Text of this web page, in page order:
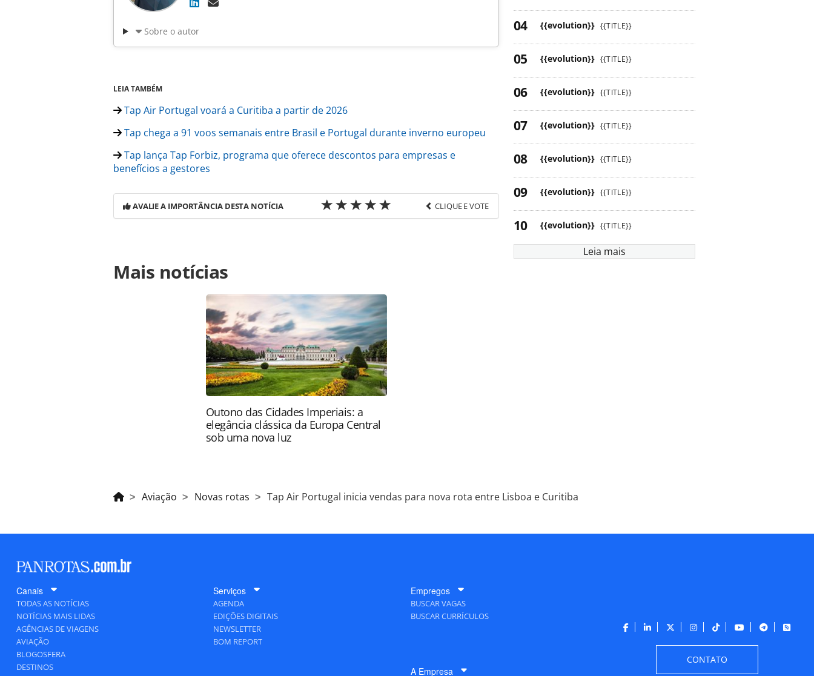
Sobre o autor
LEIA TAMBÉM
Tap Air Portugal voará a Curitiba a partir de 2026
Tap chega a 91 voos semanais entre Brasil e Portugal durante inverno europeu
Tap lança Tap Forbiz, programa que oferece descontos para empresas e
benefícios a gestores
AVALIE A IMPORTÂNCIA DESTA NOTÍCIA CLIQUE E VOTE
https://www.panrotas.com.br/aviacao/novas-rotas/2025/11/tap-air-portugal-inicia-
vendas-para-nova-rota-entre-lisboa-e-curitiba_223384.html ou as ferramentas
oferecidas na página. Todo o conteúdo produzido pela PANROTAS Editora é protegido
pela legislação brasileira sobre direito autoral. Não reproduza o conteúdo sem
autorização da PANROTAS Editora (copyright@panrotas.com.br).
Mais notícias
Outono das Cidades Imperiais: a
elegância clássica da Europa Central
sob uma nova luz
{{evolution}} {{TITLE}}
{{evolution}} {{TITLE}}
{{evolution}} {{TITLE}}
{{evolution}} {{TITLE}}
{{evolution}} {{TITLE}}
{{evolution}} {{TITLE}}
{{evolution}} {{TITLE}}
Leia mais
Aviação Novas rotas Tap Air Portugal inicia vendas para nova rota entre Lisboa e Curitiba
Canais
TODAS AS NOTÍCIAS
NOTÍCIAS MAIS LIDAS
AGÊNCIAS DE VIAGENS
AVIAÇÃO
BLOGOSFERA
DESTINOS
Serviços
AGENDA
EDIÇÕES DIGITAIS
NEWSLETTER
BOM REPORT
Empregos
BUSCAR VAGAS
BUSCAR CURRÍCULOS
A Empresa
CONTATO